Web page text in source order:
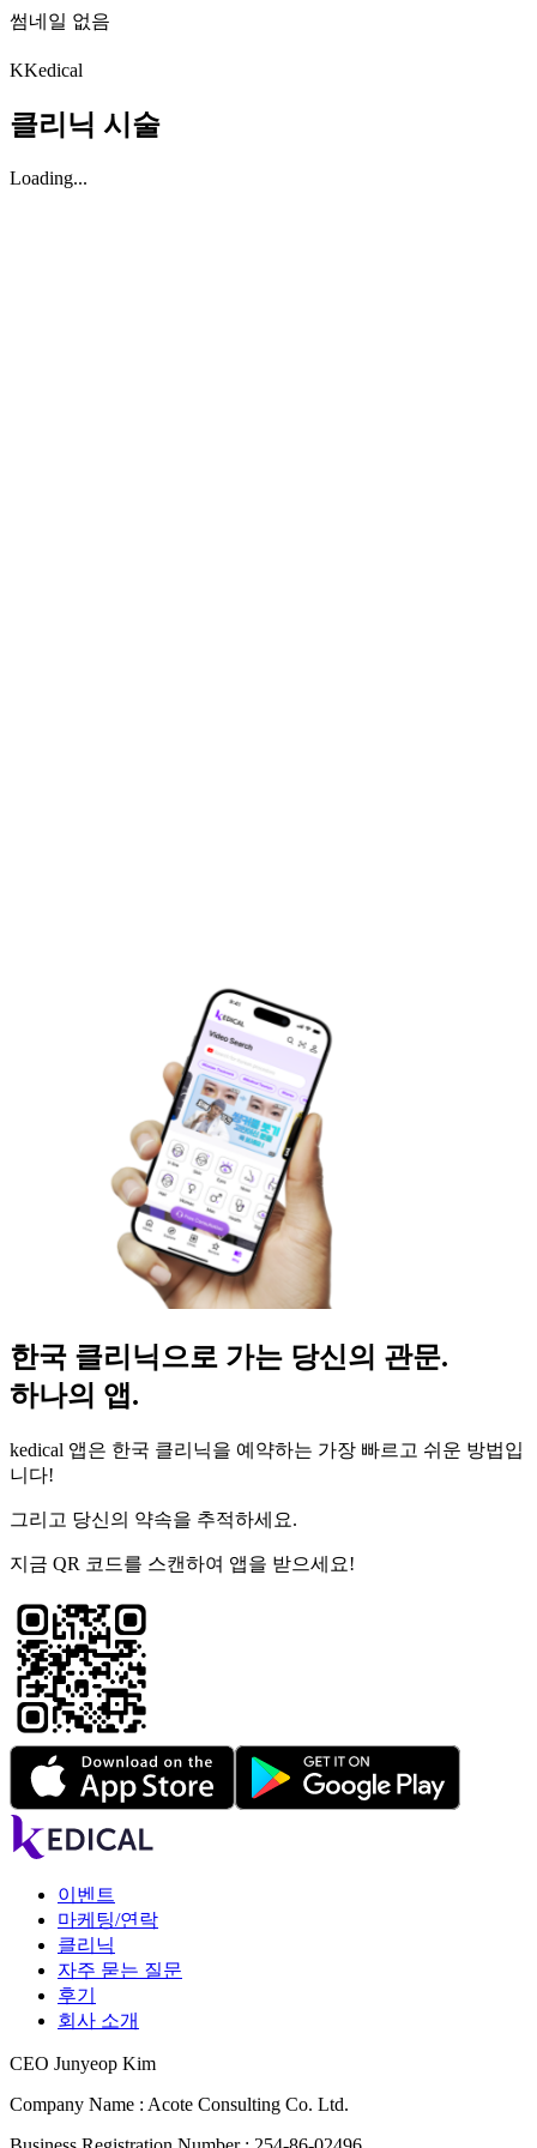
썸네일 없음
KKedical
클리닉 시술
Loading...
한국 클리닉으로 가는 당신의 관문.
하나의 앱.
kedical 앱은 한국 클리닉을 예약하는 가장 빠르고 쉬운 방법입
니다!
그리고 당신의 약속을 추적하세요.
지금 QR 코드를 스캔하여 앱을 받으세요!
이벤트
마케팅/연락
클리닉
자주 묻는 질문
후기
회사 소개
CEO Junyeop Kim
Company Name : Acote Consulting Co. Ltd.